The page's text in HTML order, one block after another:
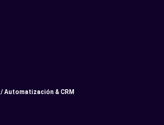
/ Automatización & CRM